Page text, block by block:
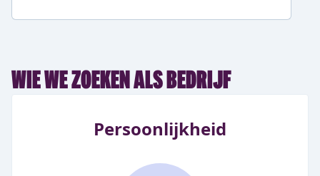
WIE WE ZOEKEN ALS BEDRIJF
Persoonlijkheid